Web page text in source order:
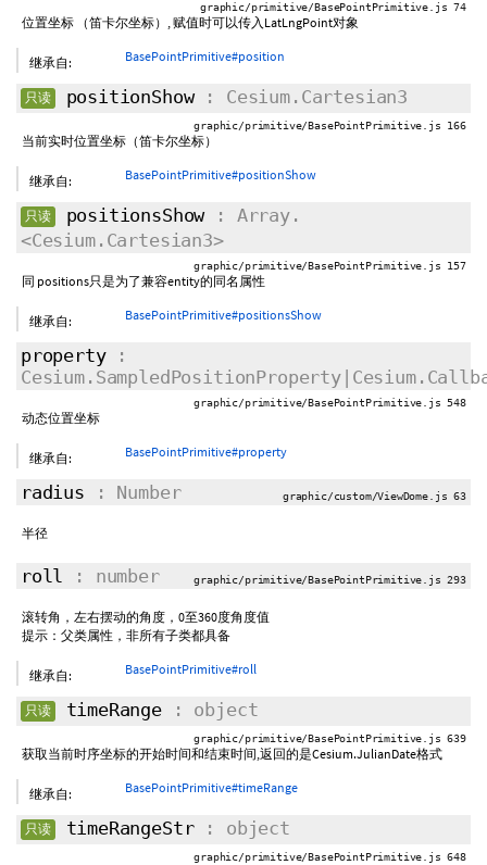
graphic/primitive/BasePointPrimitive.js 74
位置坐标 （笛卡尔坐标）, 赋值时可以传入LatLngPoint对象
继承自: BasePointPrimitive#position
只读 positionShow: Cesium.Cartesian3
graphic/primitive/BasePointPrimitive.js 166
当前实时位置坐标（笛卡尔坐标）
继承自: BasePointPrimitive#positionShow
只读 positionsShow: Array.
<Cesium.Cartesian3>
graphic/primitive/BasePointPrimitive.js 157
同 positions只是为了兼容entity的同名属性
继承自: BasePointPrimitive#positionsShow
property:
graphic/primitive/BasePointPrimitive.js 548
动态位置坐标
继承自: BasePointPrimitive#property
radius : Number graphic/custom/ViewDome.js 63
半径
roll : number graphic/primitive/BasePointPrimitive.js 293
滚转角，左右摆动的角度，0至360度角度值
提示：父类属性，非所有子类都具备
继承自: BasePointPrimitive#roll
只读 timeRange : object
graphic/primitive/BasePointPrimitive.js 639
获取当前时序坐标的开始时间和结束时间,返回的是Cesium.JulianDate格式
继承自: BasePointPrimitive#timeRange
只读 timeRangeStr: object
graphic/primitive/BasePointPrimitive.js 648